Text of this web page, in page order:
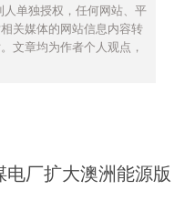
单独授权，任何网站、平
关媒体的网站信息内容转
文章均为作者个人观点，
厂扩大澳洲能源版